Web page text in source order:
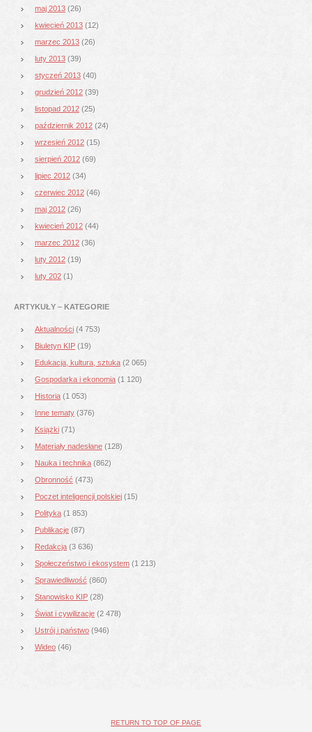
maj 2013 (26)
kwiecień 2013 (12)
marzec 2013 (26)
luty 2013 (39)
styczeń 2013 (40)
grudzień 2012 (39)
listopad 2012 (25)
październik 2012 (24)
wrzesień 2012 (15)
sierpień 2012 (69)
lipiec 2012 (34)
czerwiec 2012 (46)
maj 2012 (26)
kwiecień 2012 (44)
marzec 2012 (36)
luty 2012 (19)
luty 202 (1)
ARTYKUŁY – KATEGORIE
Aktualności (4 753)
Biuletyn KIP (19)
Edukacja, kultura, sztuka (2 065)
Gospodarka i ekonomia (1 120)
Historia (1 053)
Inne tematy (376)
Książki (71)
Materiały nadesłane (128)
Nauka i technika (862)
Obronność (473)
Poczet inteligencji polskiej (15)
Polityka (1 853)
Publikacje (87)
Redakcja (3 636)
Społeczeństwo i ekosystem (1 213)
Sprawiedliwość (860)
Stanowisko KIP (28)
Świat i cywilizacje (2 478)
Ustrój i państwo (946)
Wideo (46)
RETURN TO TOP OF PAGE